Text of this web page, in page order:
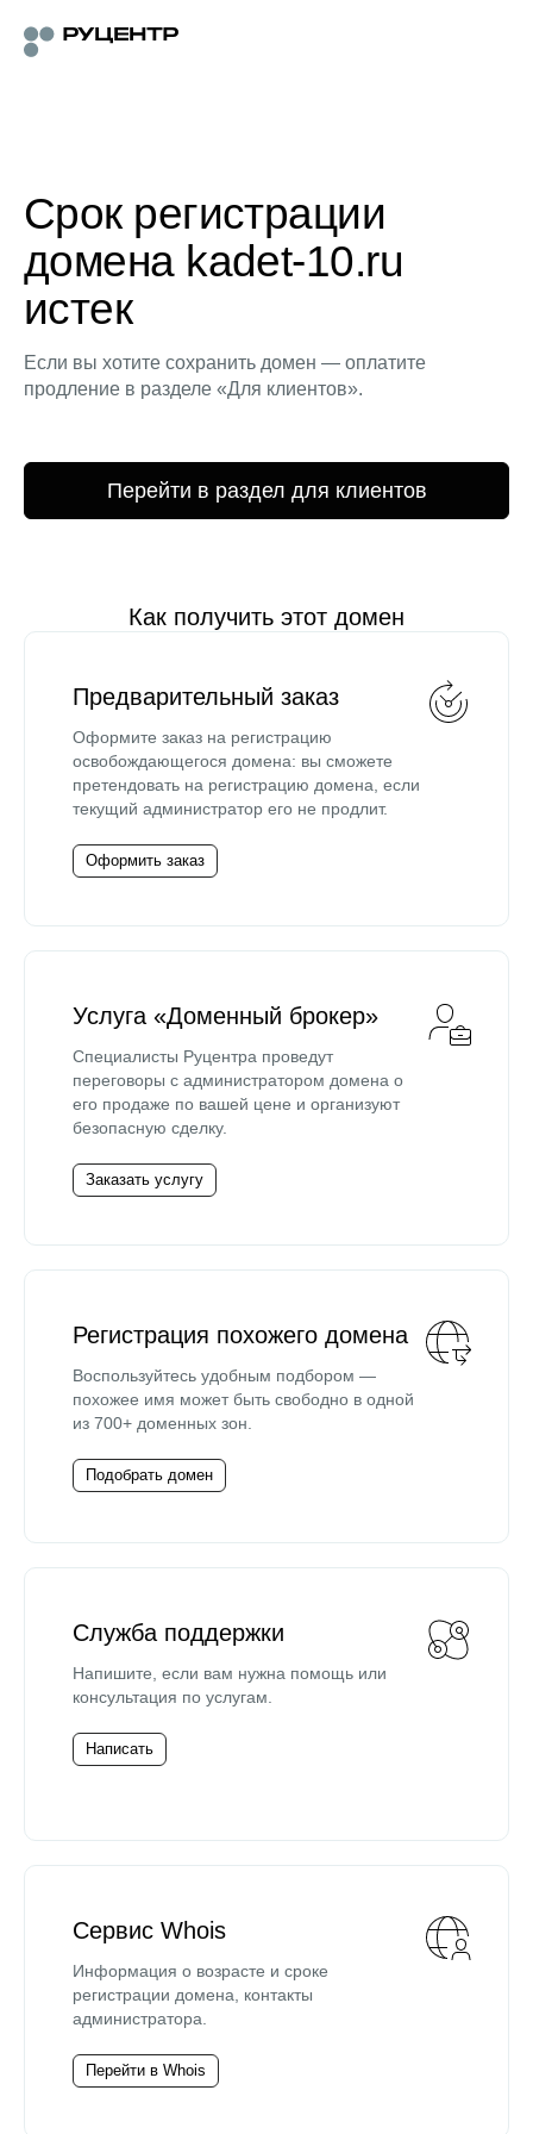
Срок регистрации
домена kadet-10.ru
истек
Если вы хотите сохранить домен — оплатите
продление в разделе «Для клиентов».
Перейти в раздел для клиентов
Как получить этот домен
Предварительный заказ
Оформите заказ на регистрацию
освобождающегося домена: вы сможете
претендовать на регистрацию домена, если
текущий администратор его не продлит.
Оформить заказ
Услуга «Доменный брокер»
Специалисты Руцентра проведут
переговоры с администратором домена о
его продаже по вашей цене и организуют
безопасную сделку.
Заказать услугу
Регистрация похожего домена
Воспользуйтесь удобным подбором —
похожее имя может быть свободно в одной
из 700+ доменных зон.
Подобрать домен
Служба поддержки
Напишите, если вам нужна помощь или
консультация по услугам.
Написать
Сервис Whois
Информация о возрасте и сроке
регистрации домена, контакты
администратора.
Перейти в Whois